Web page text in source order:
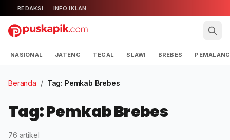
REDAKSI INFO IKLAN
NASIONAL JATENG TEGAL SLAWI BREBES PEMALANG
Beranda / Tag: Pemkab Brebes
Tag: Pemkab Brebes
76 artikel